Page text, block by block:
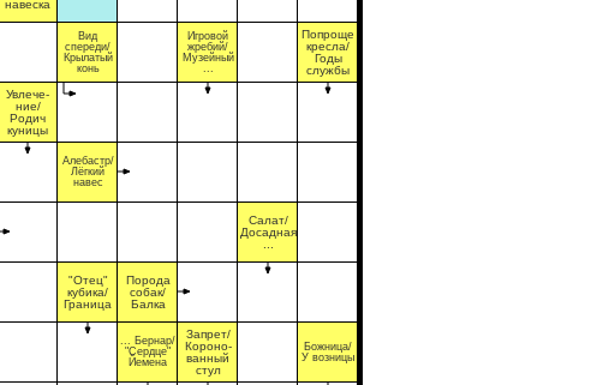
навеска
Вид
спереди/
Крылатый
конь
Игровой
жребий/
Музейный
Попроще
кресла/
Годы
службы
Увлече-
ние/
Родич
куницы
Алебастр/
Лёгкий
навес
Салат/
Досадная
"Отец"
кубика/
Граница
Порода
собак/
Балка
... Бернар/
"Сердце"
Йемена
Запрет/
Короно-
ванный
стул
Божница/
У возницы